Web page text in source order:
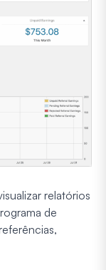
relatórios
de